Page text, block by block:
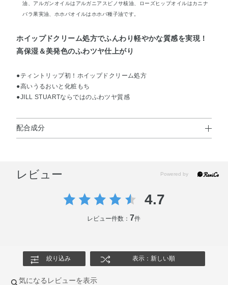
油、アルガンオイルはアルガニアスピノサ核油、ローズヒップオイルはカニナ
バラ果実油、ホホバオイルはホホバ種子油です。
ホイップドクリーム処方でふんわり軽やかな質感を実現！
高保湿＆美発色のふわツヤ仕上がり
●ティントリップ初！ホイップドクリーム処方
●高いうるおいと化粧もち
●JILL STUARTならではのふわツヤ質感
配合成分
ルテトラデカノール・トリメリト酸トリトリデシル・ポリ
フィトステリル／ベヘニル）・ジメチルシリル化シリカ・
（ビニルジメチコン／メチコンシルセスキオキサン）クロ
アリル／ベヘニル）・（ジメチコン／ビニルジメチコン）
クロスポリマー・イソステアリン酸デキストリン・アボカ
ド油・アルガニアスピノサ核油・カニナバラ果実油・シア
レビュー
4.7
レビュー件数： 7件
絞り込み 表示：新しい順
気になるレビューを表示